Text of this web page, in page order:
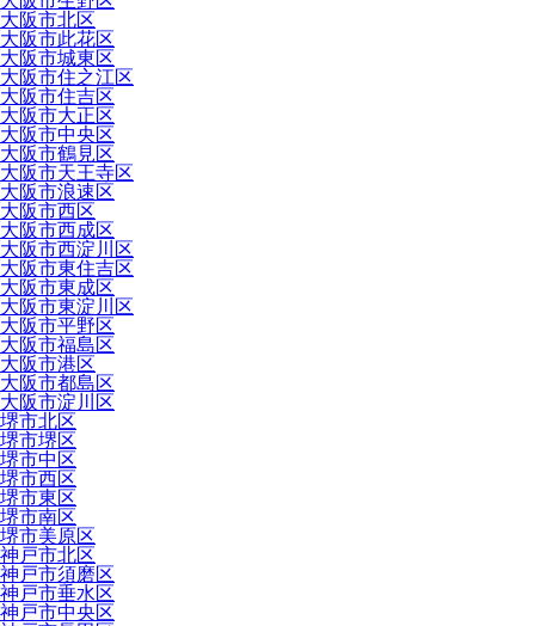
大阪市北区
大阪市此花区
大阪市城東区
大阪市住之江区
大阪市住吉区
大阪市大正区
大阪市中央区
大阪市鶴見区
大阪市天王寺区
大阪市浪速区
大阪市西区
大阪市西成区
大阪市西淀川区
大阪市東住吉区
大阪市東成区
大阪市東淀川区
大阪市平野区
大阪市福島区
大阪市港区
大阪市都島区
大阪市淀川区
堺市北区
堺市堺区
堺市中区
堺市西区
堺市東区
堺市南区
堺市美原区
神戸市北区
神戸市須磨区
神戸市垂水区
神戸市中央区